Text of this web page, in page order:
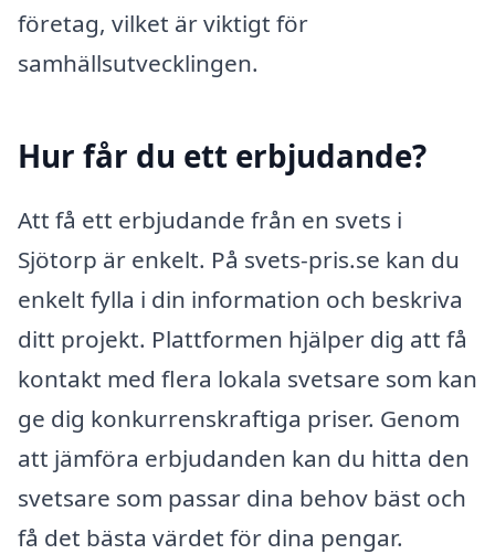
företag, vilket är viktigt för
samhällsutvecklingen.
Hur får du ett erbjudande?
Att få ett erbjudande från en svets i
Sjötorp är enkelt. På svets-pris.se kan du
enkelt fylla i din information och beskriva
ditt projekt. Plattformen hjälper dig att få
kontakt med flera lokala svetsare som kan
ge dig konkurrenskraftiga priser. Genom
att jämföra erbjudanden kan du hitta den
svetsare som passar dina behov bäst och
få det bästa värdet för dina pengar.